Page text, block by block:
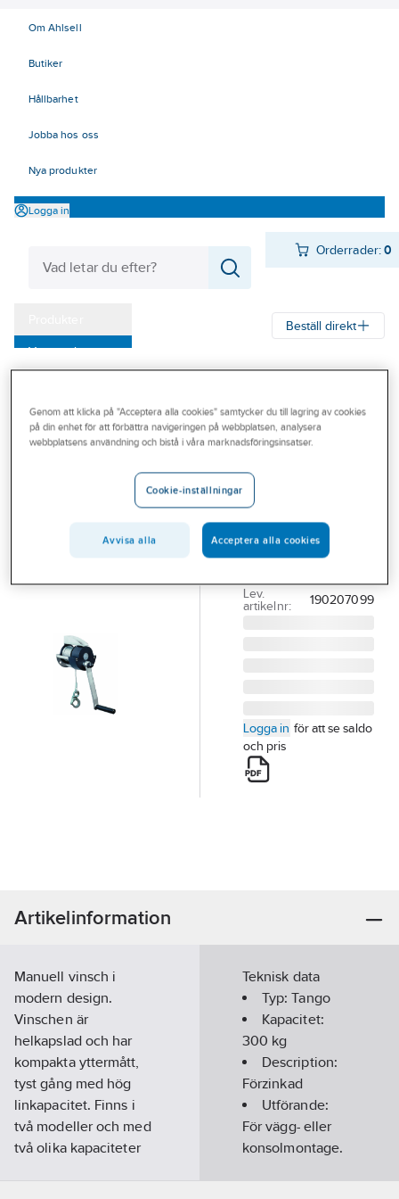
Om Ahlsell
Butiker
Hållbarhet
Jobba hos oss
Nya produkter
Logga in
Orderrader:0
Varumärken
Outlet
Branscher
Beställ direkt
Vinsch manuell
Tango
VINSCH MANUELL
TANGO KV-300
FÖRZINKAD. 300
KG. KONSOL/VÄGG
Artikelnummer: 540768
Lev.
artikelnr:
190207099
Logga in för att se saldo
och pris
Artikelinformation
Manuell vinsch i
modern design.
Vinschen är
helkapslad och har
kompakta yttermått,
tyst gång med hög
linkapacitet. Finns i
två modeller och med
två olika kapaciteter
Teknisk data
Typ:Tango
Kapacitet:
300 kg
Description:
Förzinkad
Utförande:
För vägg- eller
konsolmontage.
Genom att klicka på "Acceptera alla cookies" samtycker du till lagring av cookies
på din enhet för att förbättra navigeringen på webbplatsen, analysera
webbplatsens användning och bistå i våra marknadsföringsinsatser.
Cookie-inställningar
Avvisa alla Acceptera alla cookies